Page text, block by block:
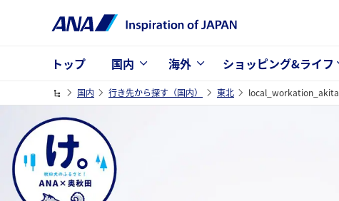
トップ 国内 海外 ショッピング&ライフ
国内 行き先から探す（国内） 東北 local_workation_akita